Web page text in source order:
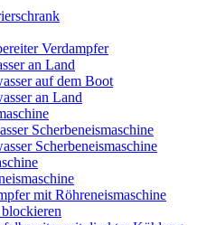
Verdampfer
an Land
auf dem Boot
an Land
Scherbeneismaschine
Scherbeneismaschine
mit Röhreneismaschine